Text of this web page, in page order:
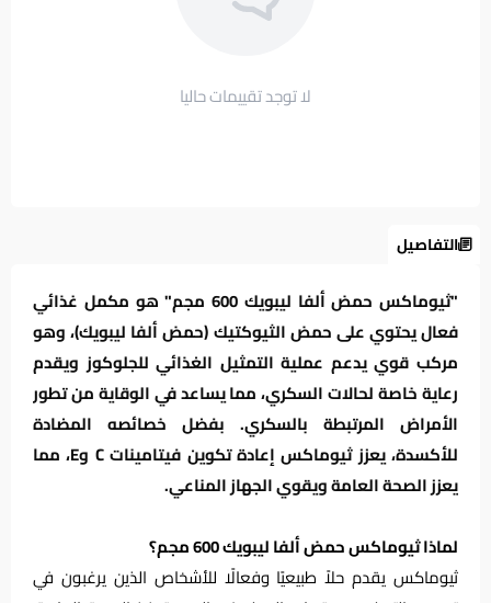
لا توجد تقييمات حاليا
التفاصيل
"ثيوماكس حمض ألفا ليبويك 600 مجم" هو مكمل غذائي
فعال يحتوي على حمض الثيوكتيك (حمض ألفا ليبويك)، وهو
مركب قوي يدعم عملية التمثيل الغذائي للجلوكوز ويقدم
رعاية خاصة لحالات السكري، مما يساعد في الوقاية من تطور
الأمراض المرتبطة بالسكري. بفضل خصائصه المضادة
للأكسدة، يعزز ثيوماكس إعادة تكوين فيتامينات C وE، مما
يعزز الصحة العامة ويقوي الجهاز المناعي.
لماذا ثيوماكس حمض ألفا ليبويك 600 مجم؟
ثيوماكس يقدم حلاً طبيعيًا وفعالًا للأشخاص الذين يرغبون في